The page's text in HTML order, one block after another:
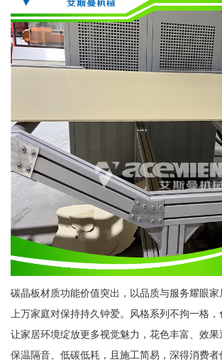
碳晶板材质功能价值突出，以品质与服务耀眼
上万家庭对保持持久钟爱。风格系列不拘一格，
让家居环境绽放更多视觉魅力，花色丰富、效果
保温隔音、低碳低耗，且施工简易，深得消费者